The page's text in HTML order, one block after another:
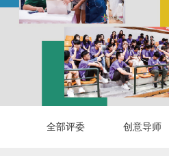
全部评委 创意导师